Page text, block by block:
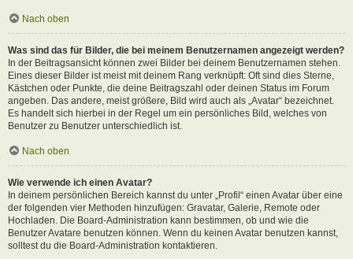
Nach oben
Was sind das für Bilder, die bei meinem Benutzernamen angezeigt werden?
In der Beitragsansicht können zwei Bilder bei deinem Benutzernamen stehen.
Eines dieser Bilder ist meist mit deinem Rang verknüpft: Oft sind dies Sterne,
Kästchen oder Punkte, die deine Beitragszahl oder deinen Status im Forum
angeben. Das andere, meist größere, Bild wird auch als „Avatar“ bezeichnet.
Es handelt sich hierbei in der Regel um ein persönliches Bild, welches von
Benutzer zu Benutzer unterschiedlich ist.
Nach oben
Wie verwende ich einen Avatar?
In deinem persönlichen Bereich kannst du unter „Profil“ einen Avatar über eine
der folgenden vier Methoden hinzufügen: Gravatar, Galerie, Remote oder
Hochladen. Die Board-Administration kann bestimmen, ob und wie die
Benutzer Avatare benutzen können. Wenn du keinen Avatar benutzen kannst,
solltest du die Board-Administration kontaktieren.